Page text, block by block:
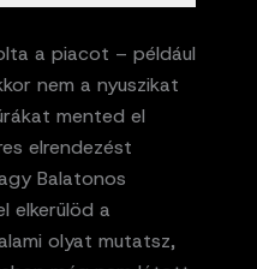
a piacot – például
nem a nyuszikat
mented el
elrendezést
Balatonos
elkerülöd a
olyat mutatsz,